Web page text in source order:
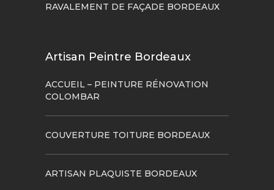
RAVALEMENT DE FAÇADE BORDEAUX
Artisan Peintre Bordeaux
ACCUEIL – PEINTURE RÉNOVATION
COLOMBAR
COUVERTURE TOITURE BORDEAUX
ARTISAN PLAQUISTE BORDEAUX